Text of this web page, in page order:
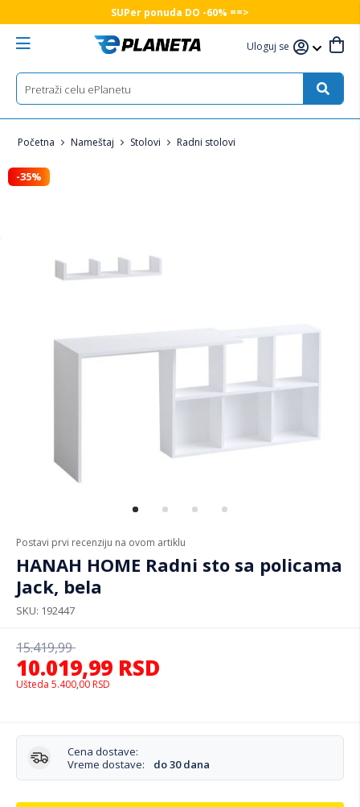
SUPer ponuda DO -60% ==>
Uloguj se
Početna Nameštaj Stolovi Radni stolovi
Postavi prvi recenziju na ovom artiklu
HANAH HOME Radni sto sa policama
Jack, bela
SKU 192447
10.019,99 RSD
15.419,99
Ušteda 5.400,00 RSD
Cena dostave:
Vreme dostave:
do 30 dana
-35%